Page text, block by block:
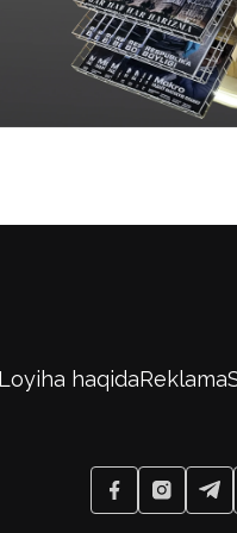
Loyiha haqidaReklama